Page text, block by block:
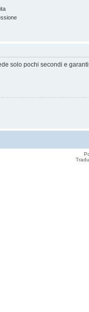
solo pochi secondi e